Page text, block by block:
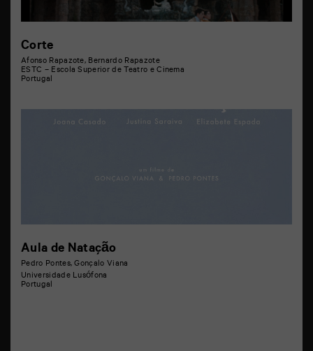
Corte
Afonso Rapazote, Bernardo Rapazote
ESTC – Escola Superior de Teatro e Cinema
Portugal
Aula de Natação
Pedro Pontes, Gonçalo Viana
Universidade Lusófona
Portugal